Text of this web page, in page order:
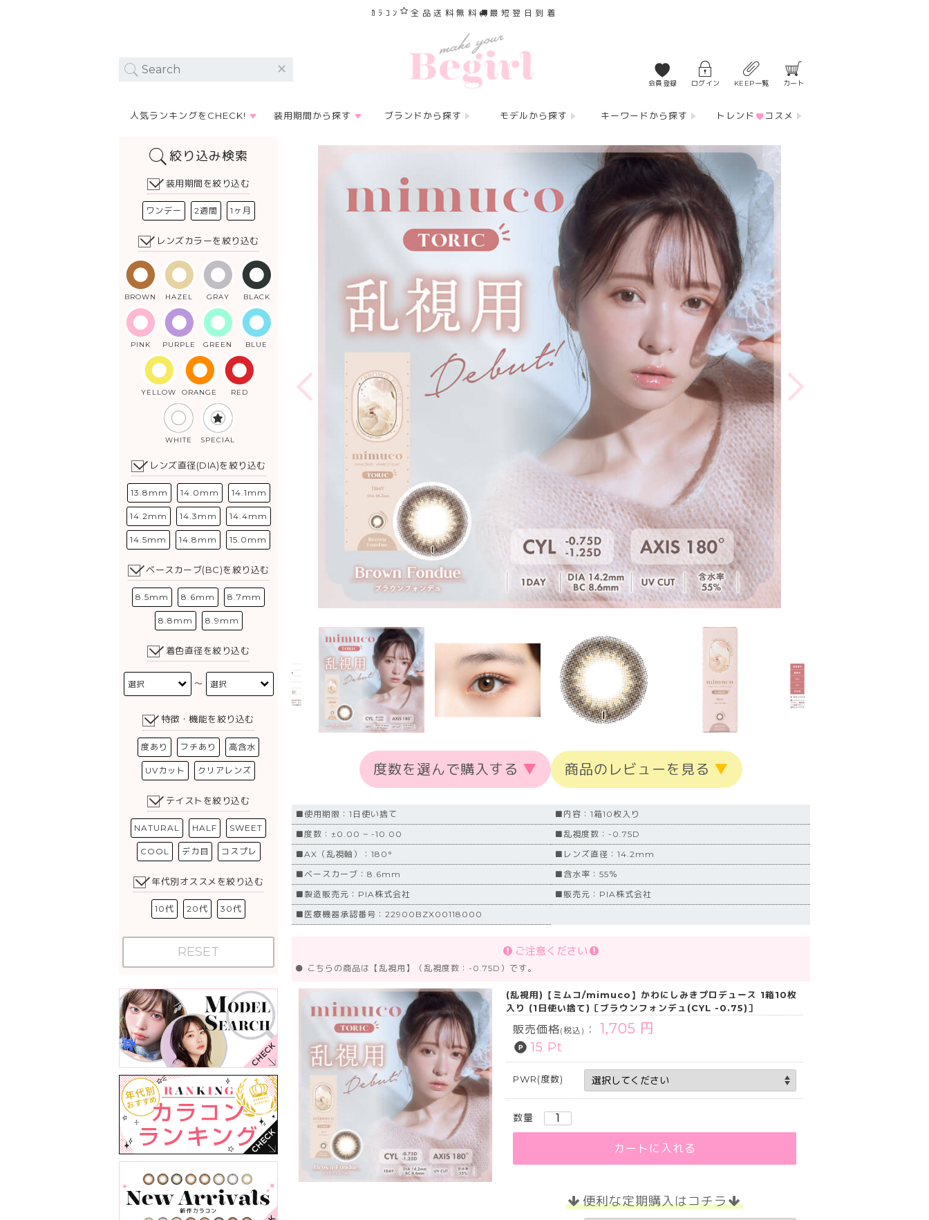
ｶﾗｺﾝ 全品送料無料 最短翌日到着
会員登録 ログイン KEEP一覧 カート
人気ランキングをCHECK! 装用期間から探す ブランドから探す モデルから探す キーワードから探す トレンド コスメ
絞り込み検索
装用期間を絞り込む
ワンデー 2週間 1ヶ月
レンズカラーを絞り込む
BROWN HAZEL GRAY BLACK
PINK PURPLE GREEN BLUE
YELLOW ORANGE RED
WHITE SPECIAL
レンズ直径(DIA)を絞り込む
13.8mm 14.0mm 14.1mm
14.2mm 14.3mm 14.4mm
14.5mm 14.8mm 15.0mm
ベースカーブ(BC)を絞り込む
8.5mm 8.6mm 8.7mm
8.8mm 8.9mm
着色直径を絞り込む
〜
特徴・機能を絞り込む
度あり フチあり 高含水
UVカット クリアレンズ
テイストを絞り込む
NATURAL HALF SWEET
COOL デカ目 コスプレ
年代別オススメを絞り込む
10代 20代 30代
RESET
度数を選んで購入する ▼ 商品のレビューを見る ▼
■使用期限：1日使い捨て
■内容：1箱10枚入り
■度数：±0.00 ~ -10.00
■乱視度数：-0.75D
■AX（乱視軸）：180°
■レンズ直径：14.2mm
■ベースカーブ：8.6mm
■含水率：55％
■製造販売元：PIA株式会社
■販売元：PIA株式会社
■医療機器承認番号：22900BZX00118000
ご注意ください
● こちらの商品は【乱視用】（乱視度数：-0.75D）です。
(乱視用)【ミムコ/mimuco】かわにしみきプロデュース 1箱10枚
入り (1日使い捨て)［ブラウンフォンデュ(CYL -0.75)］
販売価格(税込) ： 1,705 円
15 Pt
PWR(度数)
数量
カートに入れる
便利な定期購入はコチラ